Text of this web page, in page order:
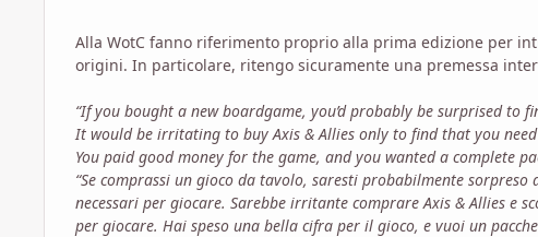
Alla WotC fanno riferimento proprio alla prima edizione per
origini. In particolare, ritengo sicuramente una premessa
“If you bought a new boardgame, you’d probably be surprised
It would be irritating to buy Axis & Allies only to find that you
You paid good money for the game, and you wanted a complete
“Se comprassi un gioco da tavolo, saresti probabilmente
necessari per giocare. Sarebbe irritante comprare Axis & Allies
per giocare. Hai speso una bella cifra per il gioco, e vuoi un